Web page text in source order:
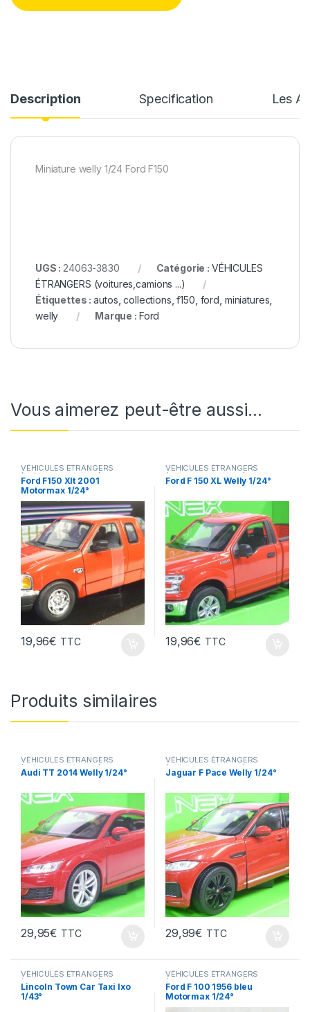
Description Specification Les
Miniature welly 1/24 Ford F150
UGS : 24063-3830 Catégorie : VÉHICULES
ÉTRANGERS (voitures,camions ...)
Étiquettes :autos ,collections ,f150 ford miniatures
welly
Marque : Ford
Vous aimerez peut-être aussi…
VÉHICULES ÉTRANGERS
(voitures,camions ...)
Ford F150 Xlt 2001
Motormax 1/24°
19,96€ TTC
VÉHICULES ÉTRANGERS
(voitures,camions ...)
Ford F 150 XL Welly 1/24°
19,96€ TTC
Produits similaires
VÉHICULES ÉTRANGERS
(voitures,camions ...)
Audi TT 2014 Welly 1/24°
29,95€ TTC
VÉHICULES ÉTRANGERS
(voitures,camions ...)
Jaguar F Pace Welly 1/24°
29,99€ TTC
VÉHICULES ÉTRANGERS
(voitures,camions ...)
Lincoln Town Car Taxi Ixo
1/43°
VÉHICULES ÉTRANGERS
(voitures,camions ...)
Ford F 100 1956 bleu
Motormax 1/24°